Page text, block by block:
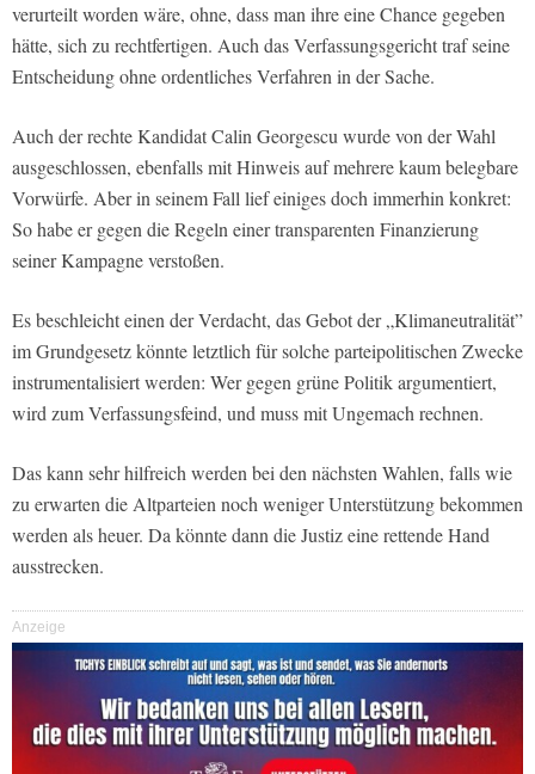
verurteilt worden wäre, ohne, dass man ihre eine Chance gegeben
hätte, sich zu rechtfertigen. Auch das Verfassungsgericht traf seine
Entscheidung ohne ordentliches Verfahren in der Sache.
Auch der rechte Kandidat Calin Georgescu wurde von der Wahl
ausgeschlossen, ebenfalls mit Hinweis auf mehrere kaum belegbare
Vorwürfe. Aber in seinem Fall lief einiges doch immerhin konkret:
So habe er gegen die Regeln einer transparenten Finanzierung
seiner Kampagne verstoßen.
Es beschleicht einen der Verdacht, das Gebot der „Klimaneutralität”
im Grundgesetz könnte letztlich für solche parteipolitischen Zwecke
instrumentalisiert werden: Wer gegen grüne Politik argumentiert,
wird zum Verfassungsfeind, und muss mit Ungemach rechnen.
Das kann sehr hilfreich werden bei den nächsten Wahlen, falls wie
zu erwarten die Altparteien noch weniger Unterstützung bekommen
werden als heuer. Da könnte dann die Justiz eine rettende Hand
ausstrecken.
Anzeige